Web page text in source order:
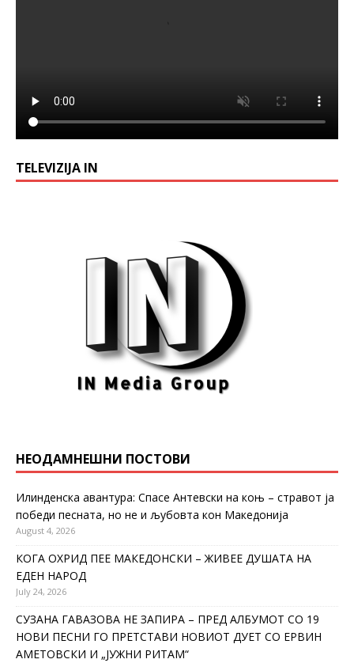
TELEVIZIJA IN
НЕОДАМНЕШНИ ПОСТОВИ
Илинденска авантура: Спасе Антевски на коњ – стравот ја
победи песната, но не и љубовта кон Македонија
August 4, 2026
КОГА ОХРИД ПЕЕ МАКЕДОНСКИ – ЖИВЕЕ ДУШАТА НА
ЕДЕН НАРОД
July 24, 2026
СУЗАНА ГАВАЗОВА НЕ ЗАПИРА – ПРЕД АЛБУМОТ СО 19
НОВИ ПЕСНИ ГО ПРЕТСТАВИ НОВИОТ ДУЕТ СО ЕРВИН
АМЕТОВСКИ И „ЈУЖНИ РИТАМ“